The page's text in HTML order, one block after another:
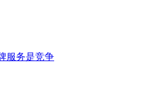
服务是竞争